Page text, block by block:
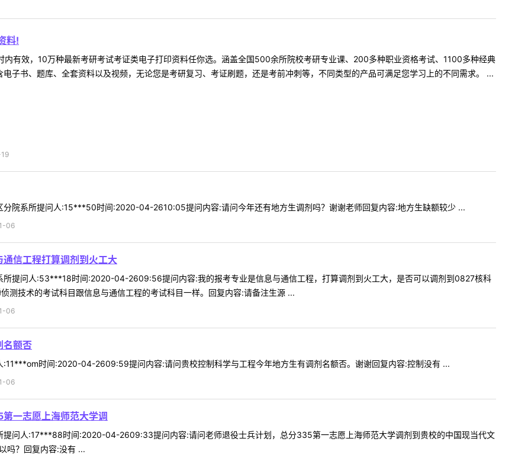
料!
内有效，10万种最新考研考试考证类电子打印资料任你选。涵盖全国500余所院校考研专业课、200多种职业资格考试、1100多种经典
电子书、题库、全套资料以及视频，无论您是考研复习、考证刷题，还是考前冲刺等，不同类型的产品可满足您学习上的不同需求。 ...
分院系所提问人:15***50时间:2020-04-2610:05提问内容:请问今年还有地方生调剂吗？谢谢老师回复内容:地方生缺额较少 ...
06
信工程打算调剂到火工大
所提问人:53***18时间:2020-04-2609:56提问内容:我的报考专业是信息与通信工程，打算调剂到火工大，是否可以调剂到0827核科
测技术的考试科目跟信息与通信工程的考试科目一样。回复内容:请备注生源 ...
06
名额否
:11***om时间:2020-04-2609:59提问内容:请问贵校控制科学与工程今年地方生有调剂名额否。谢谢回复内容:控制没有 ...
06
一志愿上海师范大学调
提问人:17***88时间:2020-04-2609:33提问内容:请问老师退役士兵计划，总分335第一志愿上海师范大学调剂到贵校的中国现当代文
吗？回复内容:没有 ...